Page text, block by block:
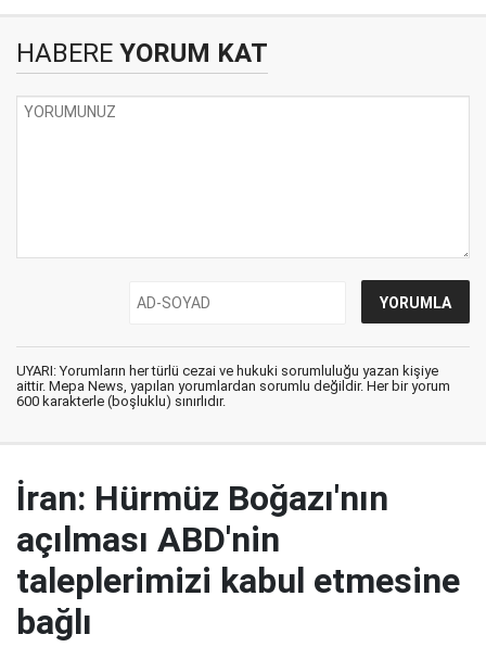
HABERE YORUM KAT
UYARI: Yorumların her türlü cezai ve hukuki sorumluluğu yazan kişiye
aittir. Mepa News, yapılan yorumlardan sorumlu değildir. Her bir yorum
600 karakterle (boşluklu) sınırlıdır.
İran: Hürmüz Boğazı'nın
açılması ABD'nin
taleplerimizi kabul etmesine
bağlı